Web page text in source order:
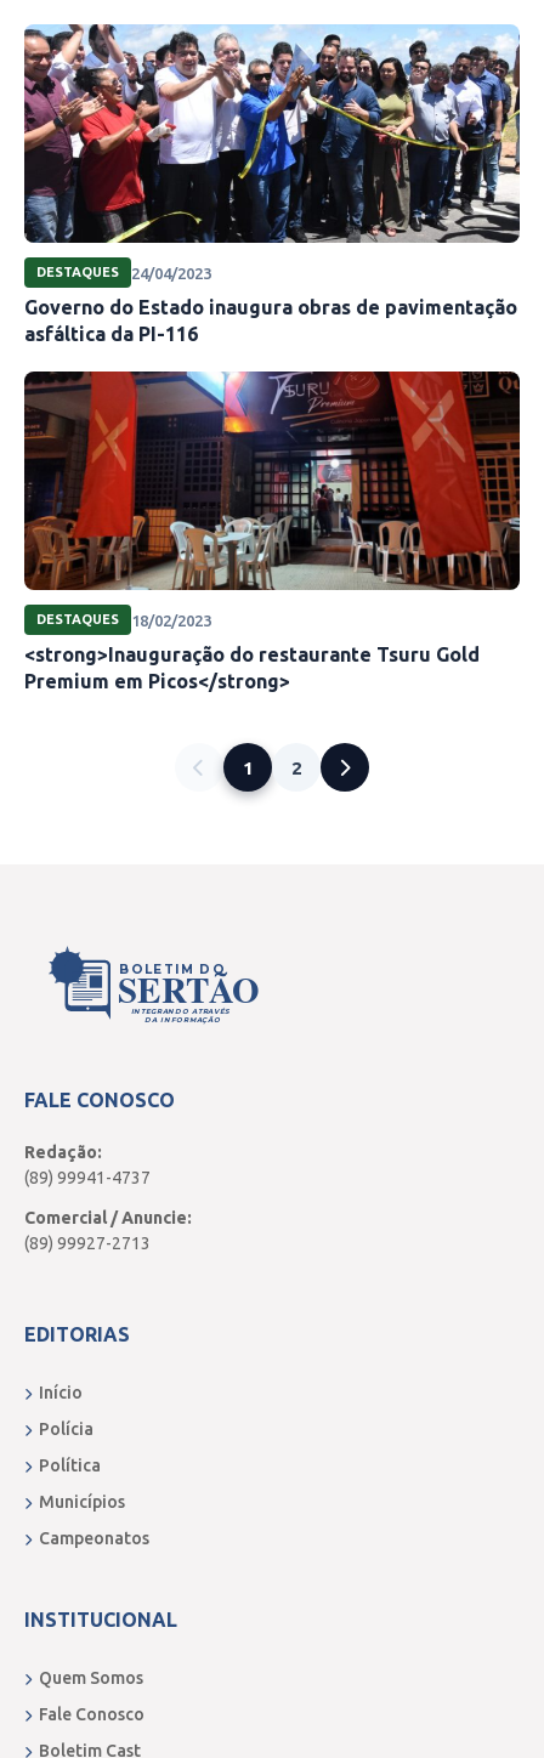
DESTAQUES 24/04/2023
Governo do Estado inaugura obras de pavimentação
asfáltica da PI-116
DESTAQUES 18/02/2023
<strong>Inauguração do restaurante Tsuru Gold
Premium em Picos</strong>
1 2
BOLETIM DO
SERTÃO
INTEGRANDO ATRAVÉS
DA INFORMAÇÃO
FALE CONOSCO
Redação:
(89) 99941-4737
Comercial / Anuncie:
(89) 99927-2713
EDITORIAS
Início
Polícia
Política
Municípios
Campeonatos
INSTITUCIONAL
Quem Somos
Fale Conosco
Boletim Cast